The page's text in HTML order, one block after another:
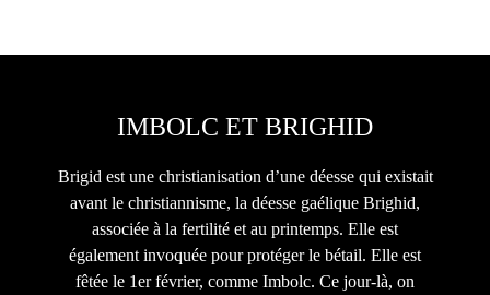
IMBOLC ET BRIGHID
Brigid est une christianisation d’une déesse qui existait
avant le christiannisme, la déesse gaélique Brighid,
associée à la fertilité et au printemps. Elle est
également invoquée pour protéger le bétail. Elle est
fêtée le 1er février, comme Imbolc. Ce jour-là, on